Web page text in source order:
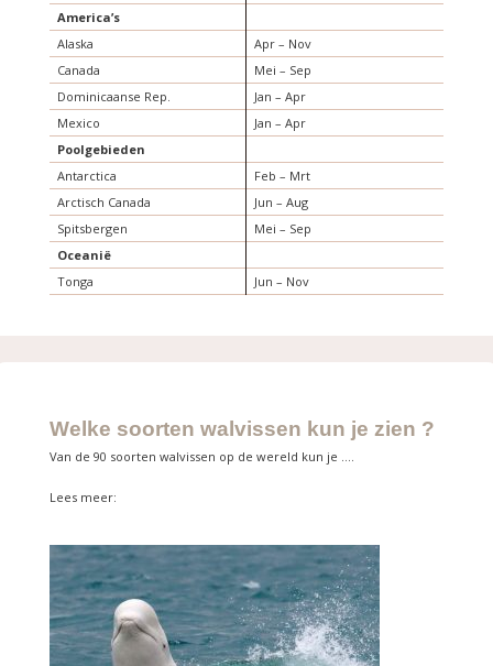
America’s
Alaska
Apr – Nov
Canada
Mei – Sep
Dominicaanse Rep.
Jan – Apr
Mexico
Jan – Apr
Poolgebieden
Antarctica
Feb – Mrt
Arctisch Canada
Jun – Aug
Spitsbergen
Mei – Sep
Oceanië
Tonga
Jun – Nov
Welke soorten walvissen kun je zien ?
Van de 90 soorten walvissen op de wereld kun je ….
Lees meer: